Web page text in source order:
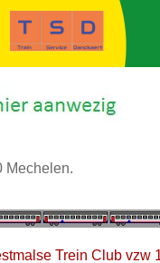
Mechelen.
Trein Club vzw